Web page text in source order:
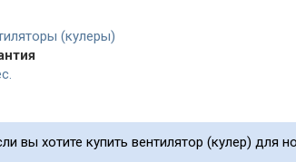
(кулеры)
вы хотите купить вентилятор (кулер) для